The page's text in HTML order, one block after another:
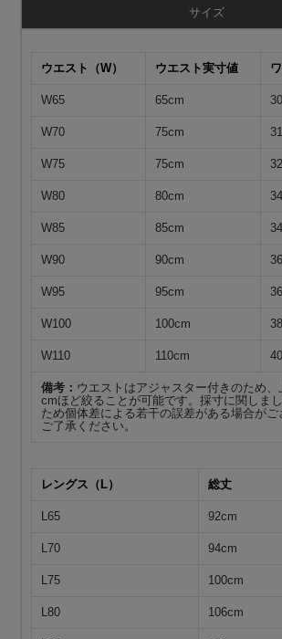
サイズ
ウエスト（W） ウエスト実寸値
W65 65cm
W70 75cm
W75 75cm
W80 80cm
W85 85cm
W90 90cm
W95 95cm
W100 100cm
W110 110cm
備考： ウエストはアジャスター付きのため
cmほど絞ることが可能です。採寸に関しま
ため個体差による若干の誤差がある場合がご
ご了承ください。
レングス（L） 総丈
L65 92cm
L70 94cm
L75 100cm
L80 106cm